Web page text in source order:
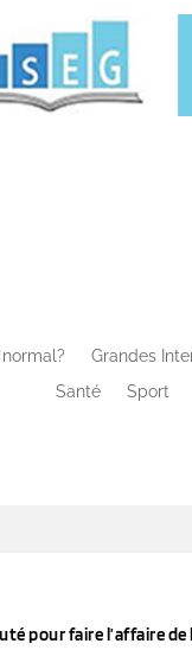
Grandes
Santé
Sport
pour faire l’affaire